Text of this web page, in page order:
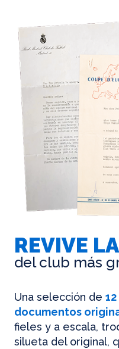
REVIVE
del club más
Una selección de
documentos
fieles y a escala,
silueta del original,